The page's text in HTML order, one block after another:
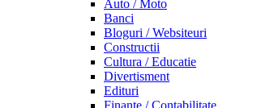
Auto / Moto
Banci
Bloguri / Websiteuri
Constructii
Cultura / Educatie
Divertisment
Edituri
Finante / Contabilitate